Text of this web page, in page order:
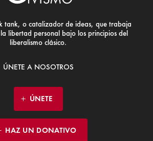
tank, o catalizador de ideas, que trabaja
libertad personal bajo los principios del
liberalismo clásico.
ÚNETE A NOSOTROS
ÚNETE
HAZ UN DONATIVO